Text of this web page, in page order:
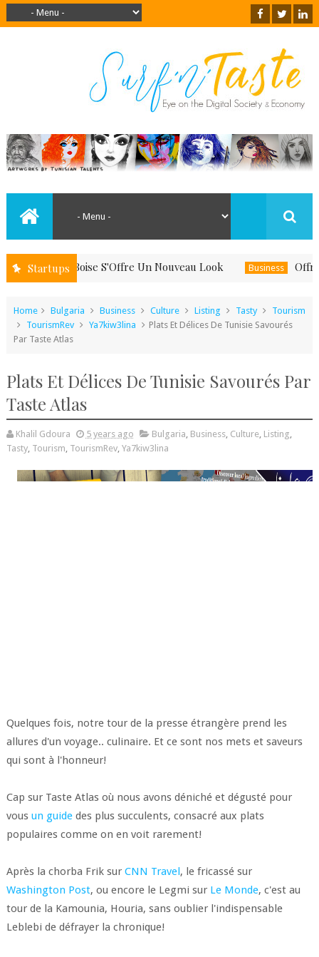
Startups
Le Boise S'Offre Un Nouveau Look Business Offrez-
Home Bulgaria Business Culture Listing Tasty
Tourism
TourismRev
Ya7kiw3lina
Plats Et Délices De Tunisie Savourés
Par Taste Atlas
Plats Et Délices De Tunisie Savourés Par
Taste Atlas
Khalil Gdoura 5 years ago Bulgaria, Business, Culture, Listing,
Tasty, Tourism, TourismRev, Ya7kiw3lina
Quelques fois, notre tour de la presse étrangère prend les
allures d'un voyage.. culinaire. Et ce sont nos mets et saveurs
qui sont à l'honneur!
Cap sur Taste Atlas où nous avons déniché et dégusté pour
vous un guidedes plus succulents, consacré aux plats
populaires comme on en voit rarement!
Après la chorba Frik sur CNN Travel, le fricassé sur
Washington Post, ou encore le Legmi sur Le Monde, c'est au
tour de la Kamounia, Houria, sans oublier l'indispensable
Leblebi de défrayer la chronique!